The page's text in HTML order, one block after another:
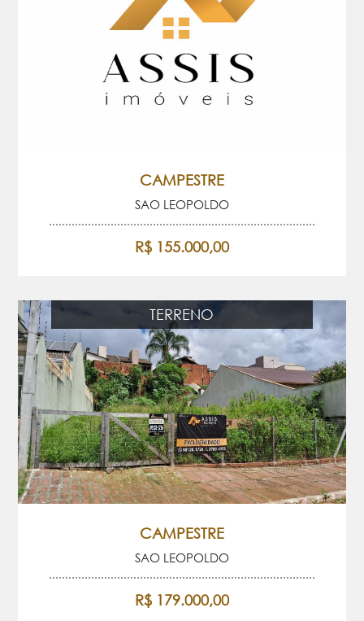
CAMPESTRE
SAO LEOPOLDO
R$ 155.000,00
TERRENO
CAMPESTRE
SAO LEOPOLDO
R$ 179.000,00